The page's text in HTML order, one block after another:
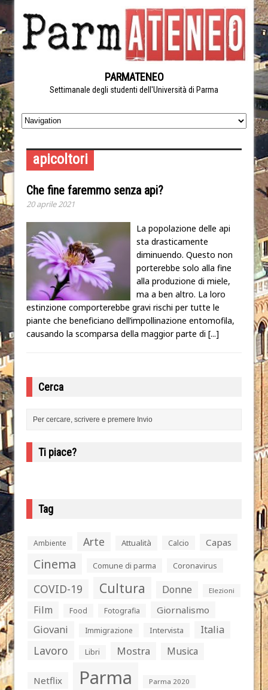
PARMATENEO
Settimanale degli studenti dell'Università di Parma
apicoltori
Che fine faremmo senza api?
20 aprile 2021
La popolazione delle api
sta drasticamente
diminuendo. Questo non
porterebbe solo alla fine
alla produzione di miele,
ma a ben altro. La loro
estinzione comporterebbe gravi rischi per tutte le
piante che beneficiano dell’impollinazione entomofila,
causando la scomparsa della maggior parte di [...]
Cerca
Ti piace?
Tag
Ambiente Arte Attualità Calcio Capas
Cinema Comune di parma Coronavirus
COVID-19 Cultura Donne Elezioni
Film Food Fotografia Giornalismo
Giovani Immigrazione Intervista Italia
Lavoro Libri Mostra Musica
Netflix Parma Parma 2020